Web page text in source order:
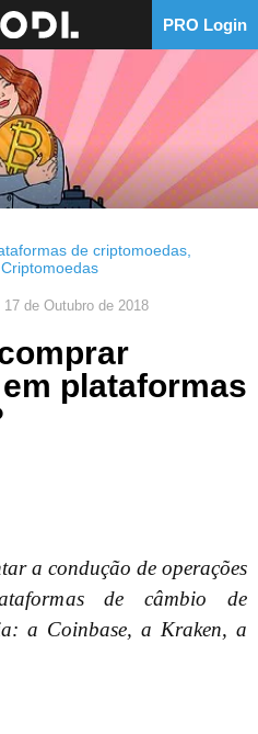
PRO Login
de criptomoedas
Criptomoedas
17 de Outubro de 2018
plataformas
a condução de operações
de câmbio de
a Coinbase, a Kraken, a